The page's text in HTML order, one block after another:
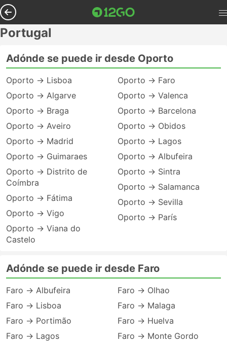
Portugal
Adónde se puede ir desde Oporto
Oporto → Lisboa
Oporto → Algarve
Oporto → Braga
Oporto → Aveiro
Oporto → Madrid
Oporto → Guimaraes
Oporto → Distrito de
Coímbra
Oporto → Fátima
Oporto → Vigo
Oporto → Viana do
Castelo
Oporto → Faro
Oporto → Valenca
Oporto → Barcelona
Oporto → Obidos
Oporto → Lagos
Oporto → Albufeira
Oporto → Sintra
Oporto → Salamanca
Oporto → Sevilla
Oporto → París
Adónde se puede ir desde Faro
Faro → Albufeira
Faro → Lisboa
Faro → Portimão
Faro → Lagos
Faro → Olhao
Faro → Malaga
Faro → Huelva
Faro → Monte Gordo